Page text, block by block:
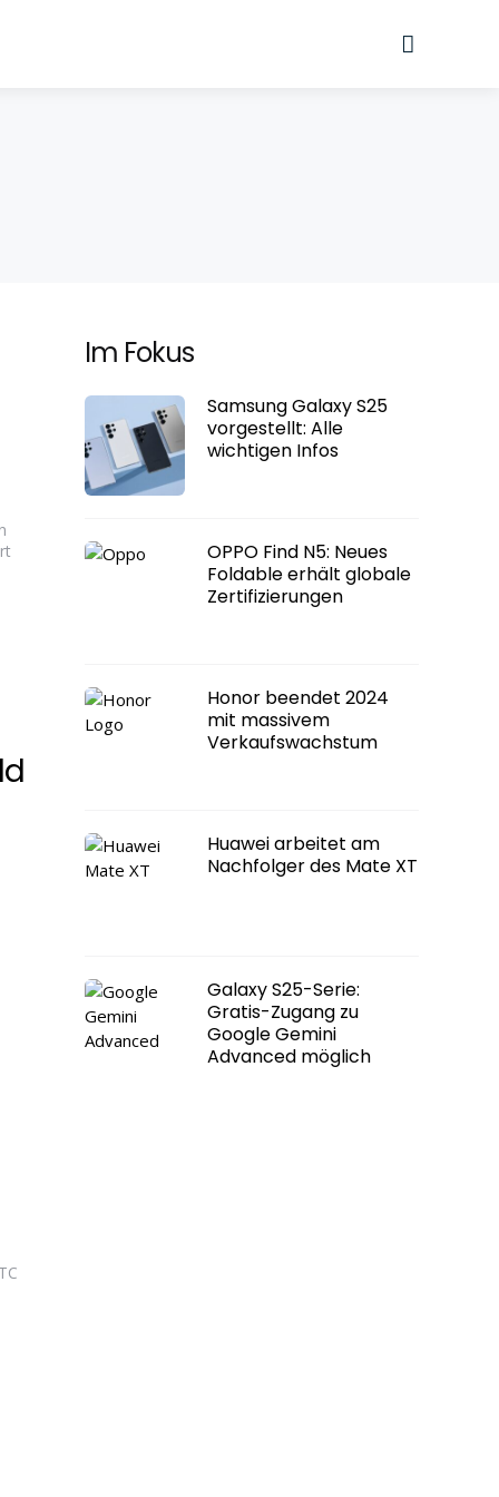
Im Fokus
Samsung Galaxy S25
vorgestellt: Alle
wichtigen Infos
OPPO Find N5: Neues
Foldable erhält globale
Zertifizierungen
Honor beendet 2024
mit massivem
Verkaufswachstum
Huawei arbeitet am
Nachfolger des Mate XT
Galaxy S25-Serie:
Gratis-Zugang zu
Google Gemini
Advanced möglich